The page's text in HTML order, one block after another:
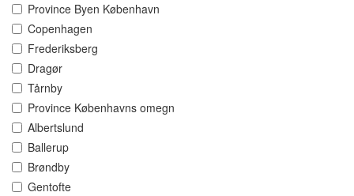
Province Byen København
Copenhagen
Frederiksberg
Dragør
Tårnby
Province Københavns omegn
Albertslund
Ballerup
Brøndby
Gentofte